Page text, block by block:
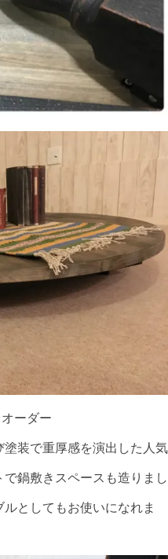
ーダー
装で重厚感を演出した人気
鍋敷きスペースも造りまし
としてもお使いになれま